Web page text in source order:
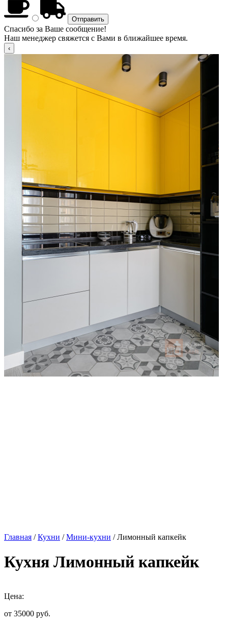
Спасибо за Ваше сообщение!
Наш менеджер свяжется с Вами в ближайшее время.
Главная /Кухни /Мини-кухни / Лимонный капкейк
Кухня Лимонный капкейк
Цена:
от 35000 руб.